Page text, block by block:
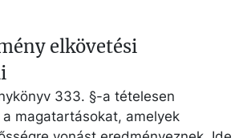
elkövetési
333. §-a tételesen
magatartásokat, amelyek